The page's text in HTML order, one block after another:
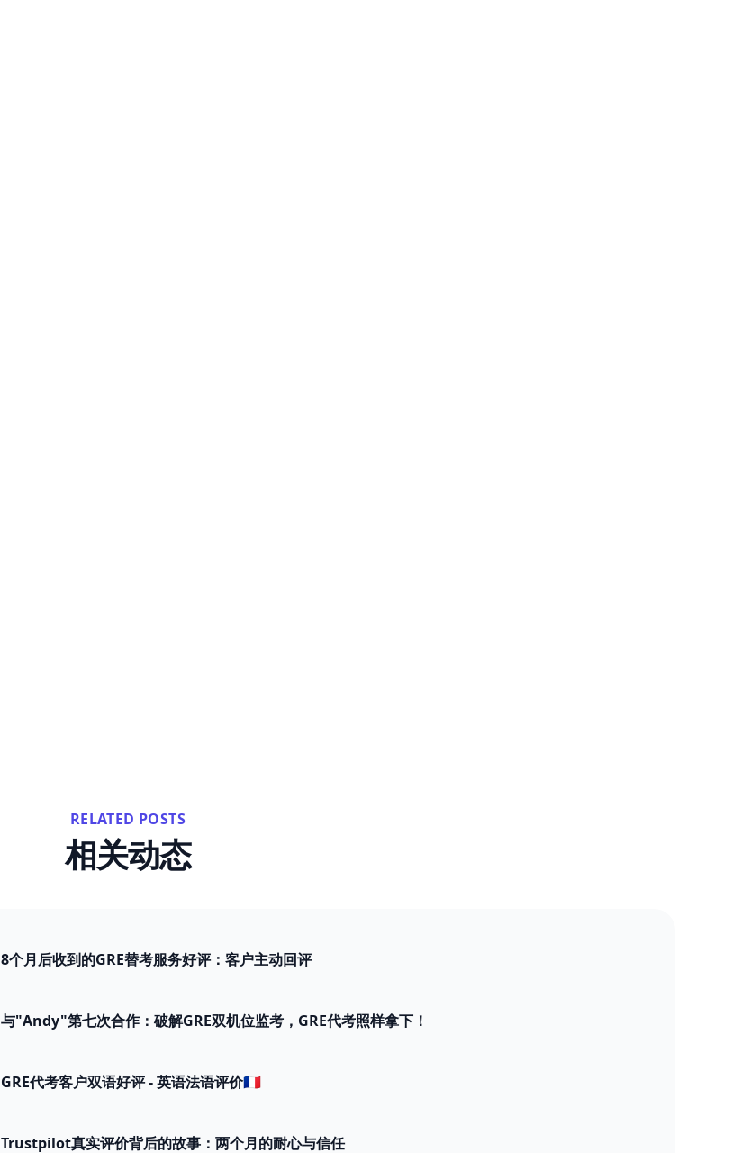
RELATED POSTS
相关动态
8个月后收到的GRE替考服务好评：客户主动回评
与"Andy"第七次合作：破解GRE双机位监考，GRE代考照样拿下！
GRE代考客户双语好评 - 英语法语评价🇫🇷
Trustpilot真实评价背后的故事：两个月的耐心与信任